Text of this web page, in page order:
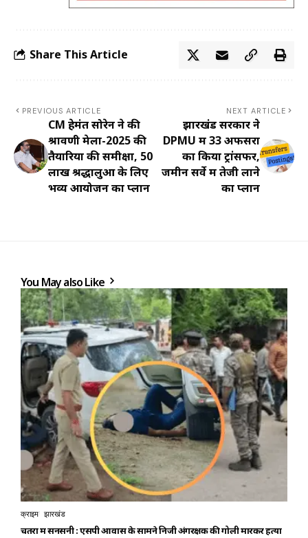
Share This Article
PREVIOUS ARTICLE
CM हेमंत सोरेन ने की
श्रावणी मेला-2025 की
तैयारियों की समीक्षा, 50
लाख श्रद्धालुओं के लिए
भव्य आयोजन का प्लान
NEXT ARTICLE
झारखंड सरकार ने
DPMU में 33 अफसरों
का किया ट्रांसफर,
जमीन सर्वे में तेजी लाने
का प्लान
You May also Like
क्राइम झारखंड
चतरा में सनसनी : एसपी आवास के सामने निजी अंगरक्षक की गोली मारकर हत्या